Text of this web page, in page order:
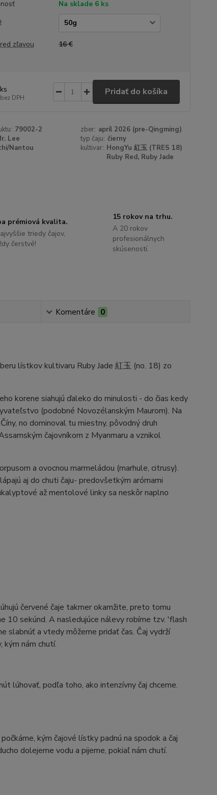
Na sklade 6 ks
zľavou 16 €
ks
bez DPH
Pridať do košíka
79002-2 zber: apríl 2026 (pre-Qingming)
Lee typ čaju: čierny
Nantou kultivar: HongYu 紅玉 (TRES 18)
Ruby Red, Ruby Jade
prémiová kvalita.
triedy čajov,
čerstvé!
15 rokov na trhu.
A 20 rokov
profesionálnych
skúseností.
Komentáre 0
lístkov kultivaru Ruby Jade 紅玉 (no. 18) zo
korene siahujú ďaleko do minulosti - do čias kedy
(podobné Novozélanským Maurom). Na
no dominoval tu miestny, pôvodný druh
čajovníkom z Myanmaru a vznikol
a ovocnou marmeládou (marhule, citrusy).
aj do chuti čaju- predovšetkým arómami
až mentolové linky sa neskôr naplno
červené čaje takmer okamžite, preto tomu
10 sekúnd. A nasledujúce nálevy robíme tzv. 'flash
slabnúť a vtedy môžeme pridať čas. Čaj vydrží
nám chutí.
lúhovať, podľa toho, ako intenzívny čaj chceme.
kým čajové lístky padnú na spodok a čaj
dolejeme vodu a pijeme, pokiaľ nám chutí.